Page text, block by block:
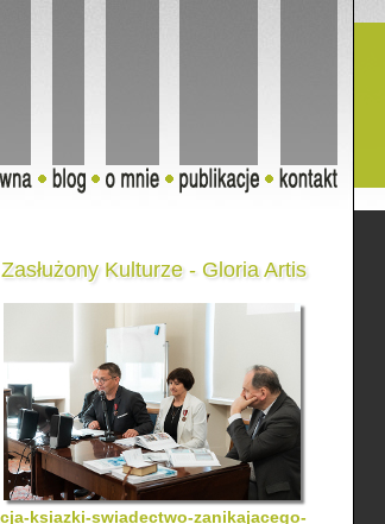
Kulturze - Gloria Artis
ksiazki-swiadectwo-zanikajacego-